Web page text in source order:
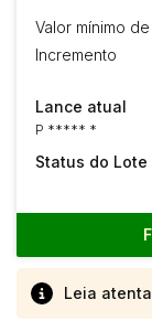
Valor mínimo
Incremento
Lance atual
P ***** *
Status do Lote
Leia